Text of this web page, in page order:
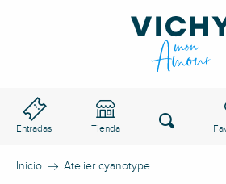
Entradas Tienda Buscar
Inicio Atelier cyanotype